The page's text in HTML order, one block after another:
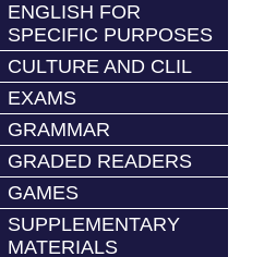
ENGLISH FOR
SPECIFIC PURPOSES
CULTURE AND CLIL
EXAMS
GRAMMAR
GRADED READERS
GAMES
SUPPLEMENTARY
MATERIALS